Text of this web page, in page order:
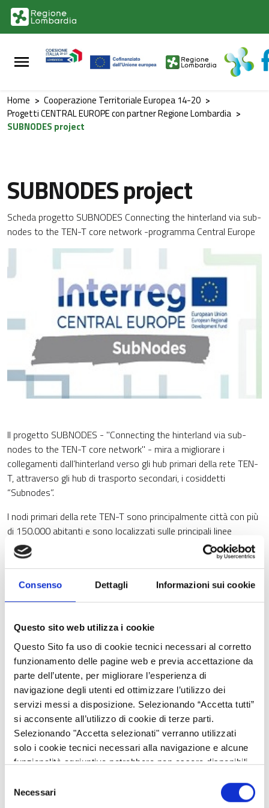
Consenso Dettagli Informazioni sui cookie
Questo sito web utilizza i cookie
Questo Sito fa uso di cookie tecnici necessari al corretto
funzionamento delle pagine web e previa accettazione da
parte dell’utente, per migliorare l’esperienza di
navigazione degli utenti ed ottimizzare l’utilizzo dei
servizi messi a disposizione. Selezionando “Accetta tutti”
si acconsente all’utilizzo di cookie di terze parti.
Selezionando "Accetta selezionati" verranno utilizzati
solo i cookie tecnici necessari alla navigazione e alcune
funzionalità aggiuntive potrebbero non essere disponibili.
delNecessari
Vai al contenuto principale
Vai al footer
Home > Cooperazione Territoriale Europea 14-20 >
Progetti CENTRAL EUROPE con partner Regione Lombardia >
SUBNODES project
SUBNODES project
Scheda progetto SUBNODES Connecting the hinterland via sub-
nodes to the TEN-T core network -programma Central Europe
Il progetto SUBNODES - "Connecting the hinterland via sub-
nodes to the TEN-T core network" - mira a migliorare i
collegamenti dall’hinterland verso gli hub primari della rete TEN-
T, attraverso gli hub di trasporto secondari, i cosiddetti
“Subnodes”.
I nodi primari della rete TEN-T sono principalmente città con più
di 150.000 abitanti e sono localizzati sulle principali linee
ferroviarie della rete TEN-T core. I subnode sono principalmente
città di dimensioni inferiori e città di periferia ma non molto
Un esempio di nodi primari sono Brno (CZ), Erfurt (DE), Poznan
Per Regione Lombardia i nodi primari che saranno presi in
considerazione coincidono con gli aeroporti core di Malpensa,
Linate e Orio al Serio; i subnode considerati saranno Varese,
Como, Bergamo, Brescia.
Sarà elaborata una strategia di sviluppo dei subnode, con la
quale saranno individuate le misure e le azioni per migliorare i
collegamenti delle reti di trasporto secondarie verso gli hub
principali della rete TEN-T. La strategia sarà sviluppata in
maniera congiunta da tutti i partner, che poi acquisiranno i
principi base come fondamento che regolerà la politica di
mobilità nelle proprie realtà. Ogni Regione potrà individuare e
sviluppare una serie di azioni con cui sviluppare la rete di